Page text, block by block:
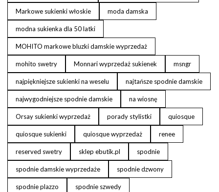
Markowe sukienki włoskie moda damska
modna sukienka dla 50 latki
MOHITO markowe bluzki damskie wyprzedaż
mohito swetry Monnari wyprzedaż sukienek msngr
najpiękniejsze sukienki na weselu najtańsze spodnie damskie
najwygodniejsze spodnie damskie na wiosnę
Orsay sukienki wyprzedaż porady stylistki quiosque
quiosque sukienki quiosque wyprzedaż renee
reserved swetry sklep ebutik.pl spodnie
spodnie damskie wyprzedaże spodnie dzwony
spodnie plazzo spodnie szwedy